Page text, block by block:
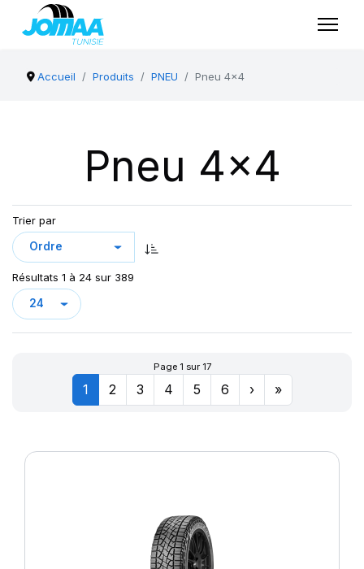
Accueil Produits PNEU Pneu 4x4
Pneu 4x4
Trier par
Résultats 1 à 24 sur 389
Page 1 sur 17
1 2 3 4 5 6 › »